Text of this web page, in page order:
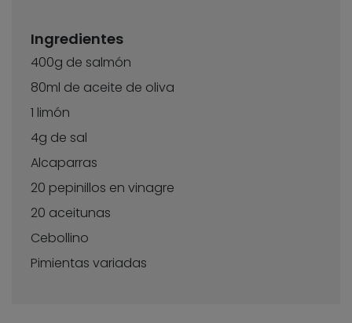
Ingredientes
400g de salmón
80ml de aceite de oliva
1 limón
4g de sal
Alcaparras
20 pepinillos en vinagre
20 aceitunas
Cebollino
Pimientas variadas